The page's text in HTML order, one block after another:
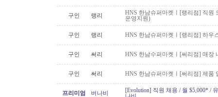
구인 랭리
HNS 한남슈퍼마켓ㅣ[랭리점] 직원
운영지원)
구인 랭리 HNS 한남슈퍼마켓ㅣ[랭리점] 하우
구인 써리 HNS 한남수퍼마켓ㅣ[써리점] 매장
구인 써리 HNS 한남슈퍼마켓ㅣ[써리점] 제품
프리미엄 버나비
[Evolution] 직원 채용 / 월 $5,000* /